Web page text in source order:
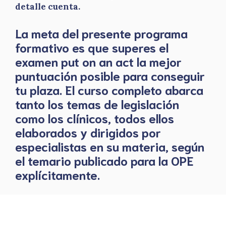
detalle cuenta.
La meta del presente programa
formativo es que superes el
examen put on an act la mejor
puntuación posible para conseguir
tu plaza. El curso completo abarca
tanto los temas de legislación
como los clínicos, todos ellos
elaborados y dirigidos por
especialistas en su materia, según
el temario publicado para la OPE
explícitamente.